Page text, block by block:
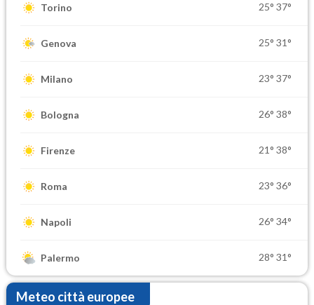
Torino 25° 37°
Genova 25° 31°
Milano 23° 37°
Bologna 26° 38°
Firenze 21° 38°
Roma 23° 36°
Napoli 26° 34°
Palermo 28° 31°
Meteo città europee